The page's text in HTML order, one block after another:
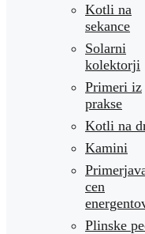
Kotli na
sekance
Solarni
kolektorji
Primeri iz
prakse
Kotli na
Kamini
cen
Plinske